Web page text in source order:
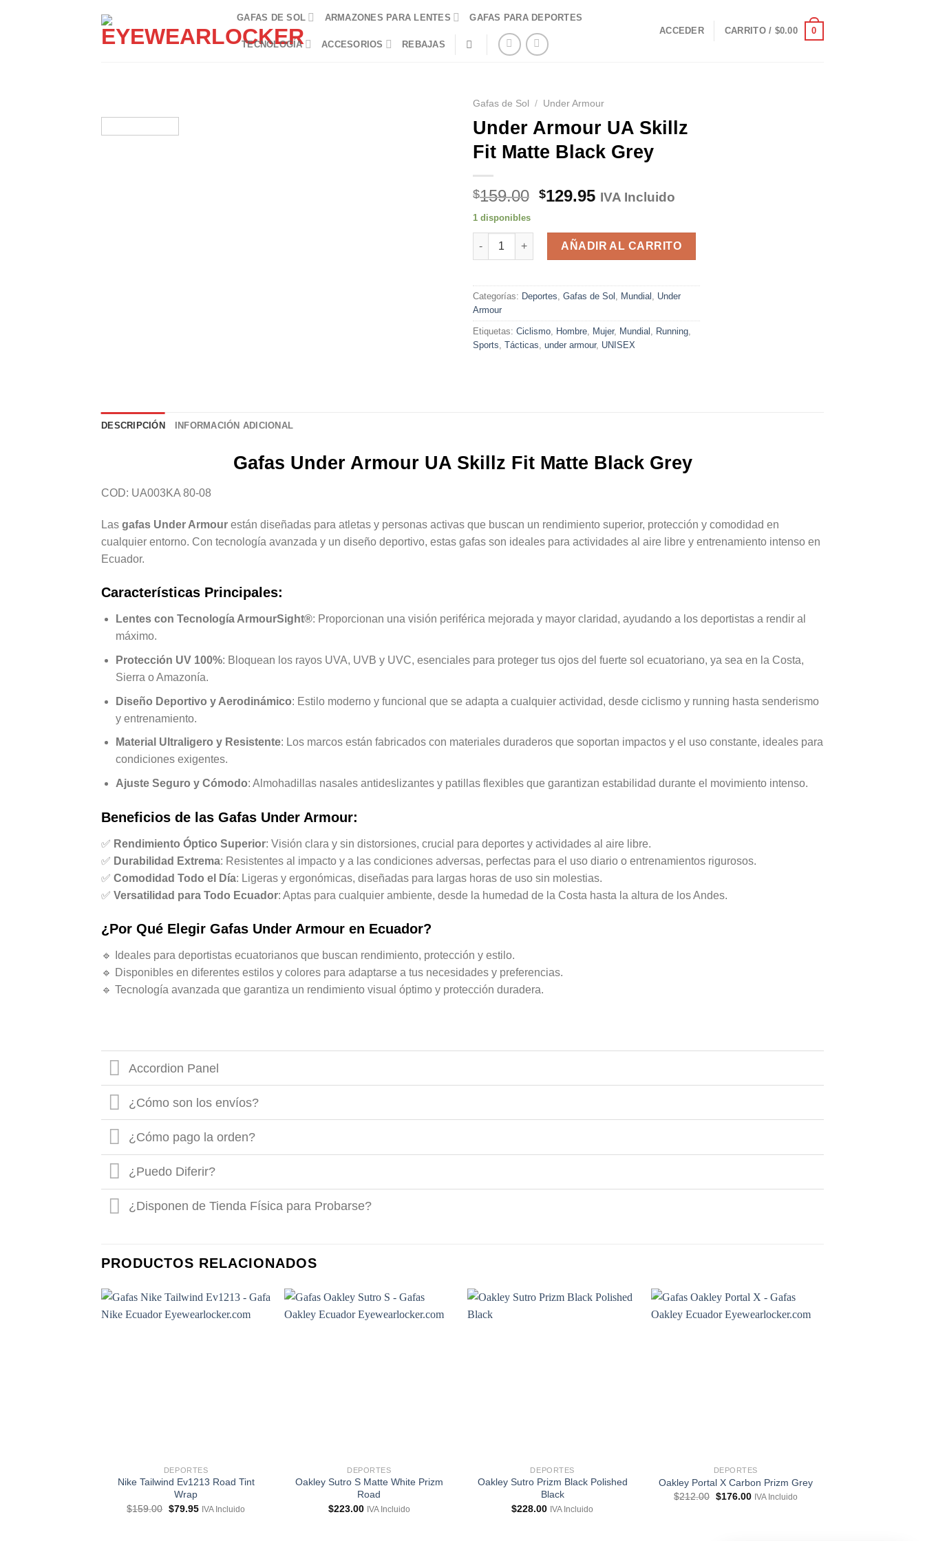
GAFAS DE SOL ARMAZONES PARA LENTES GAFAS PARA DEPORTES
TECNOLOGÍA ACCESORIOS REBAJAS
ACCEDER CARRITO / $0.00 0
Gafas de Sol / Under Armour
Under Armour UA Skillz
Fit Matte Black Grey
$159.00 El
original
era:
$159.00.
$129.95El
actual
es:
$129.95.
IVA Incluido
1 disponibles
Under Armour UA Skillz Fit Matte Black Grey cantidad
AÑADIR AL CARRITO
Categorías: Deportes Gafas de Sol Mundial
Under
Armour
Etiquetas: Ciclismo Hombre Mujer, Mundial Running
Sports Tácticas under armour, UNISEX
DESCRIPCIÓN INFORMACIÓN ADICIONAL
Gafas Under Armour UA Skillz Fit Matte Black Grey
COD: UA003KA 80-08
Las gafas Under Armour están diseñadas para atletas y personas activas que buscan un rendimiento superior, protección y comodidad en
cualquier entorno. Con tecnología avanzada y un diseño deportivo, estas gafas son ideales para actividades al aire libre y entrenamiento intenso en
Ecuador.
Características Principales:
Lentes con Tecnología ArmourSight®: Proporcionan una visión periférica mejorada y mayor claridad, ayudando a los deportistas a rendir al
máximo.
Protección UV 100%: Bloquean los rayos UVA, UVB y UVC, esenciales para proteger tus ojos del fuerte sol ecuatoriano, ya sea en la Costa,
Sierra o Amazonía.
Diseño Deportivo y Aerodinámico: Estilo moderno y funcional que se adapta a cualquier actividad, desde ciclismo y running hasta senderismo
y entrenamiento.
Material Ultraligero y Resistente: Los marcos están fabricados con materiales duraderos que soportan impactos y el uso constante, ideales para
condiciones exigentes.
Ajuste Seguro y Cómodo: Almohadillas nasales antideslizantes y patillas flexibles que garantizan estabilidad durante el movimiento intenso.
Beneficios de las Gafas Under Armour:
✅ Rendimiento Óptico Superior: Visión clara y sin distorsiones, crucial para deportes y actividades al aire libre.
✅ Durabilidad Extrema: Resistentes al impacto y a las condiciones adversas, perfectas para el uso diario o entrenamientos rigurosos.
✅ Comodidad Todo el Día: Ligeras y ergonómicas, diseñadas para largas horas de uso sin molestias.
✅ Versatilidad para Todo Ecuador: Aptas para cualquier ambiente, desde la humedad de la Costa hasta la altura de los Andes.
¿Por Qué Elegir Gafas Under Armour en Ecuador?
🔹 Ideales para deportistas ecuatorianos que buscan rendimiento, protección y estilo.
🔹 Disponibles en diferentes estilos y colores para adaptarse a tus necesidades y preferencias.
🔹 Tecnología avanzada que garantiza un rendimiento visual óptimo y protección duradera.
Accordion Panel
¿Cómo son los envíos?
¿Cómo pago la orden?
¿Puedo Diferir?
¿Disponen de Tienda Física para Probarse?
PRODUCTOS RELACIONADOS
DEPORTES
Nike Tailwind Ev1213 Road Tint
Wrap
$159.00 El
$79.95ElIVA Incluido
DEPORTES
Oakley Sutro S Matte White Prizm
Road
$223.00 IVA Incluido
DEPORTES
Oakley Sutro Prizm Black Polished
Black
$228.00 IVA Incluido
DEPORTES
Oakley Portal X Carbon Prizm Grey
$212.00 El
$176.00ElIVA Incluido